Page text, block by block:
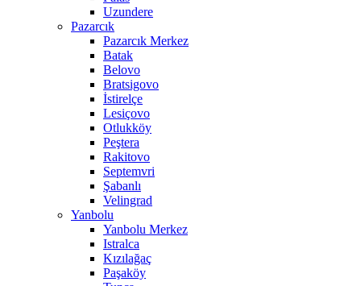
Uzundere
Pazarcık
Pazarcık Merkez
Batak
Belovo
Bratsigovo
İstirelçe
Lesiçovo
Otlukköy
Peştera
Rakitovo
Septemvri
Şabanlı
Velingrad
Yanbolu
Yanbolu Merkez
Istralca
Kızılağaç
Paşaköy